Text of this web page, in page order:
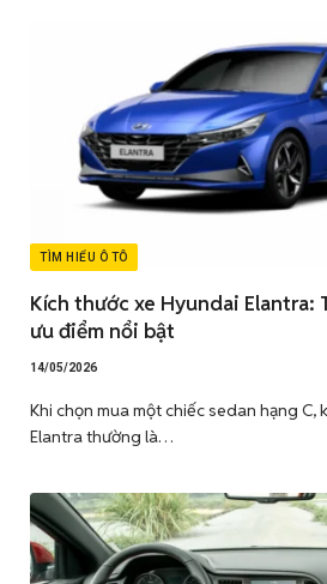
TÌM HIỂU Ô TÔ
Kích thước xe Hyundai Elantra:
ưu điểm nổi bật
14/05/2026
Khi chọn mua một chiếc sedan hạng C,
Elantra thường là…